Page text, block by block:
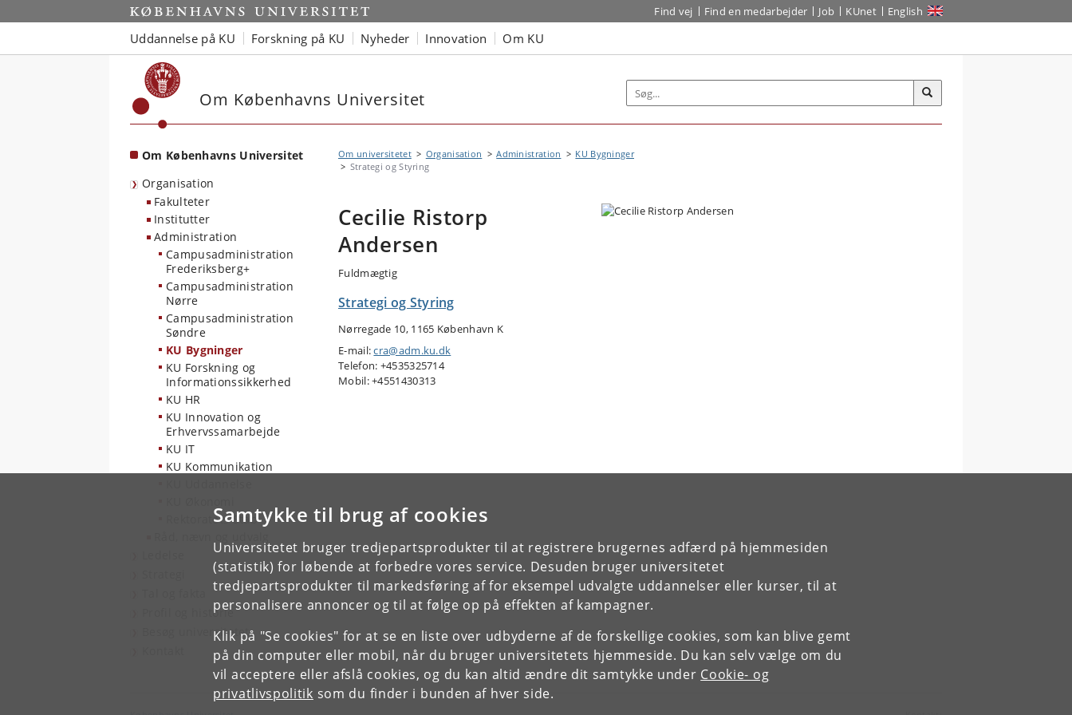
Samtykke til brug af cookies
Universitetet bruger tredjepartsprodukter til at registrere brugernes adfærd på hjemmesiden
(statistik) for løbende at forbedre vores service. Desuden bruger universitetet
tredjepartsprodukter til markedsføring af for eksempel udvalgte uddannelser eller kurser, til at
personalisere annoncer og til at følge op på effekten af kampagner.
Klik på "Se cookies" for at se en liste over udbyderne af de forskellige cookies, som kan blive gemt
på din computer eller mobil, når du bruger universitetets hjemmeside. Du kan selv vælge om du
vil acceptere eller afslå cookies, og du kan altid ændre dit samtykke under Cookie- og
privatlivspolitik som du finder i bunden af hver side.
Start Find vej Find en medarbejder Job KUnet English
Uddannelse på KU Forskning på KU Nyheder Innovation Om KU
Om Københavns Universitet
Om Københavns Universitet
Organisation
Fakulteter
Institutter
Administration
Campusadministration
Frederiksberg+
Campusadministration
Nørre
Campusadministration
Søndre
KU Bygninger
KU Forskning og
Informationssikkerhed
KU HR
KU Innovation og
Erhvervssamarbejde
KU IT
KU Kommunikation
Rektoratets Stab
Profil og historie
Besøg universitetet
Om universitetet Organisation Administration
KU Bygninger
Strategi og Styring
Cecilie Ristorp
Andersen
Fuldmægtig
Strategi og Styring
Nørregade 10, 1165 København K
E-mail:cra@adm.ku.dk
Telefon: +4535325714
Mobil: +4551430313